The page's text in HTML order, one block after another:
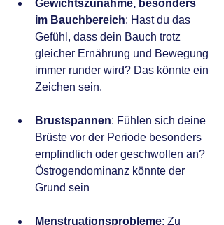
Gewichtszunahme, besonders
im Bauchbereich: Hast du das
Gefühl, dass dein Bauch trotz
gleicher Ernährung und Bewegung
immer runder wird? Das könnte ein
Zeichen sein.
Brustspannen: Fühlen sich deine
Brüste vor der Periode besonders
empfindlich oder geschwollen an?
Östrogendominanz könnte der
Grund sein
Menstruationsprobleme: Zu